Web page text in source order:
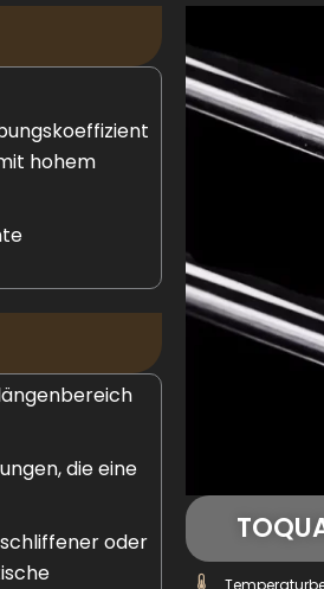
hohem
die eine
oder